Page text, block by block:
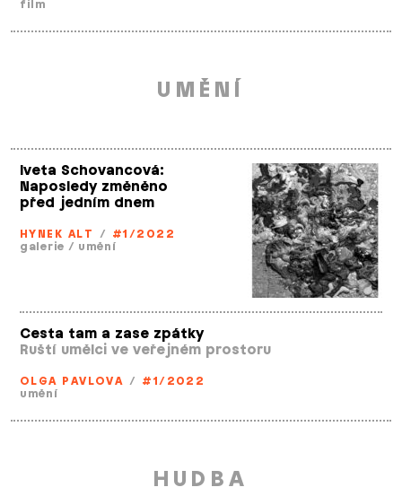
film
UMĚNÍ
Iveta Schovancová:
Naposledy změněno
před jedním dnem
HYNEK ALT / #1/2022
galerie / umění
Cesta tam a zase zpátky
Ruští umělci ve veřejném prostoru
OLGA PAVLOVA / #1/2022
umění
HUDBA